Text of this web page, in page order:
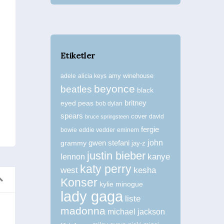
Etiketler
adele alicia keys amy winehouse
beatles beyonce black
eyed peas bob dylan britney
spears bruce springsteen cover david
bowie eddie vedder eminem fergie
grammy gwen stefani jay-z john
lennon justin bieber kanye
west katy perry kesha
Konser kylie minogue
lady gaga liste
madonna michael jackson